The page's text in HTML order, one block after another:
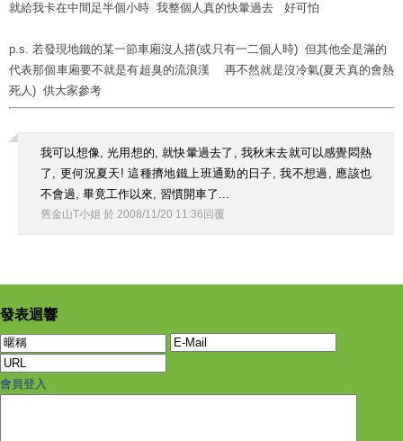
就給我卡在中間足半個小時 我整個人真的快暈過去 好可怕
p.s. 若發現地鐵的某一節車廂沒人搭(或只有一二個人時) 但其他全是滿的
代表那個車廂要不就是有超臭的流浪漢 再不然就是沒冷氣(夏天真的會熱
死人) 供大家參考
我可以想像, 光用想的, 就快暈過去了, 我秋末去就可以感覺悶熱
了, 更何況夏天! 這種擠地鐵上班通勤的日子, 我不想過, 應該也
不會過, 畢竟工作以來, 習慣開車了...
舊金山T小姐 於 2008/11/20 11:36 回覆
發表迴響
會員登入